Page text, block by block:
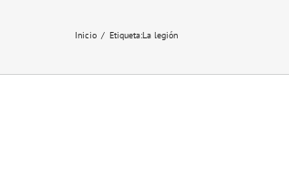
Inicio / Etiqueta:La legión